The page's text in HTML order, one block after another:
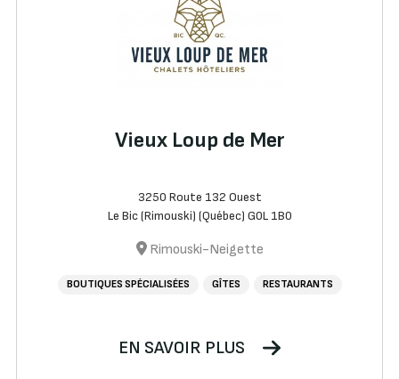
Vieux Loup de Mer
3250 Route 132 Ouest
Le Bic (Rimouski) (Québec) G0L 1B0
Rimouski-Neigette
BOUTIQUES SPÉCIALISÉES GÎTES RESTAURANTS
EN SAVOIR PLUS